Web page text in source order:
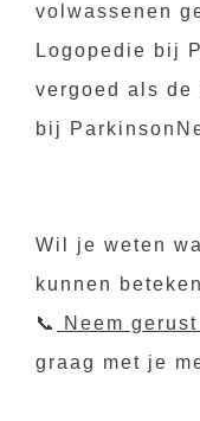
volwassenen
Logopedie bij
vergoed als de
bij
Wil je weten
kunnen
📞
Neem
graag met je